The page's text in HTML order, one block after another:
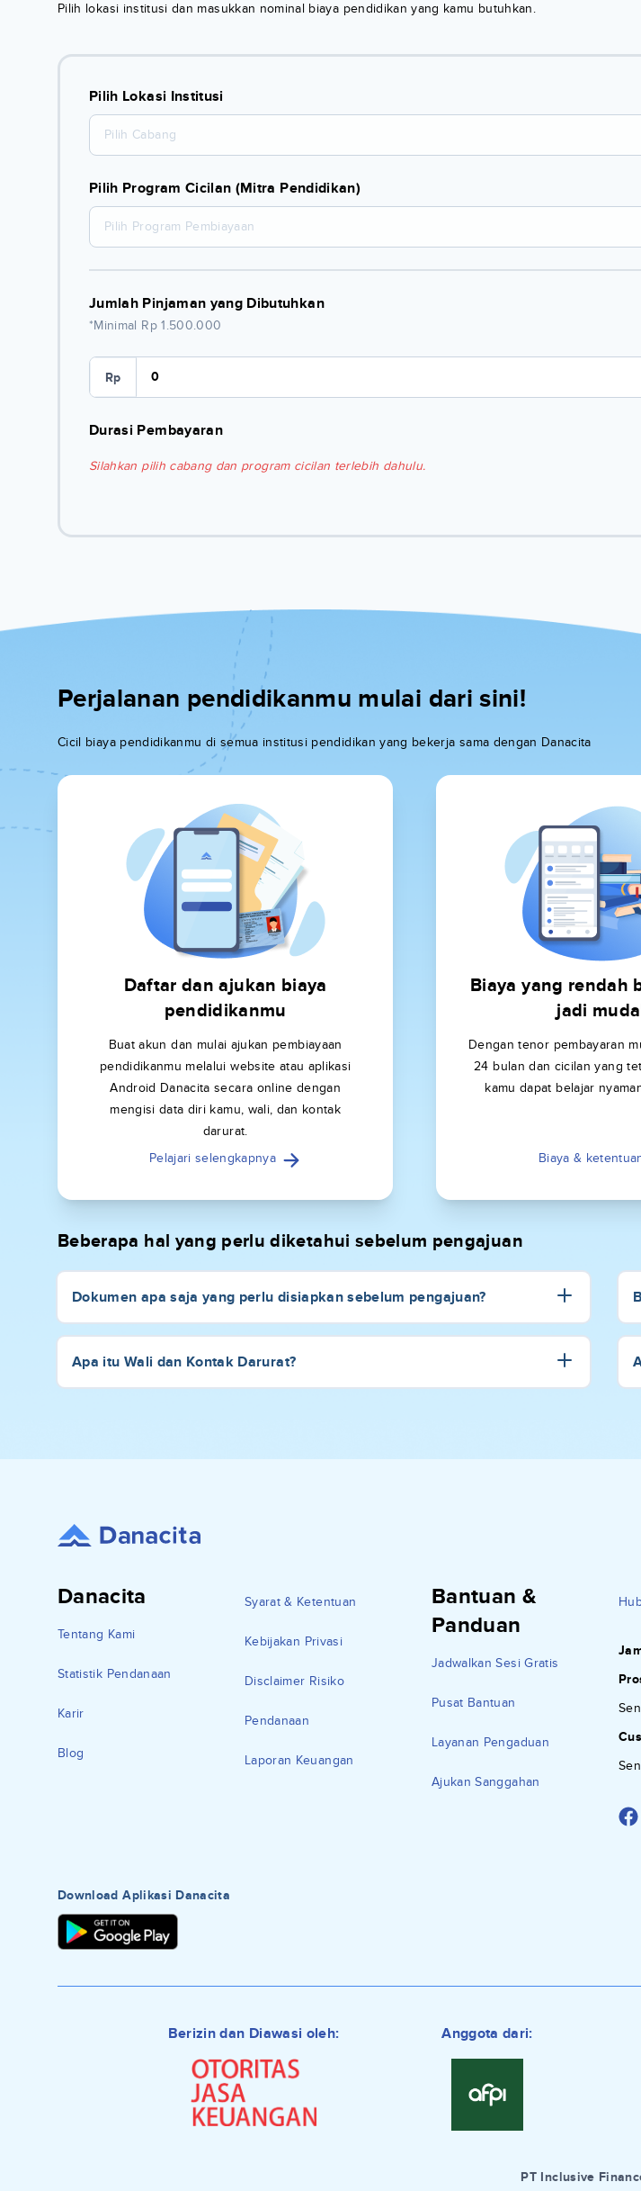
Pilih lokasi institusi dan masukkan nominal biaya pendidikan yang kamu butuhkan.
Pilih Lokasi Institusi
Pilih Cabang
Pilih Program Cicilan (Mitra Pendidikan)
Pilih Program Pembiayaan
Jumlah Pinjaman yang Dibutuhkan
*Minimal Rp 1.500.000
Rp
Durasi Pembayaran
Silahkan pilih cabang dan program cicilan terlebih dahulu.
Perjalanan pendidikanmu mulai dari sini!
Cicil biaya pendidikanmu di semua institusi pendidikan yang bekerja sama dengan Danacita
Daftar dan ajukan biaya
pendidikanmu
Buat akun dan mulai ajukan pembiayaan
pendidikanmu melalui website atau aplikasi
Android Danacita secara online dengan
mengisi data diri kamu, wali, dan kontak
darurat.
Pelajari selengkapnya
Biaya yang rendah
jadi
Dengan tenor pembayaran
24 bulan dan cicilan yang
kamu dapat belajar
Biaya &
Beberapa hal yang perlu diketahui sebelum pengajuan
Dokumen apa saja yang perlu disiapkan sebelum pengajuan?
Apa itu Wali dan Kontak Darurat?
Danacita
Tentang Kami
Statistik Pendanaan
Karir
Blog
Syarat & Ketentuan
Kebijakan Privasi
Disclaimer Risiko
Pendanaan
Laporan Keuangan
Bantuan &
Panduan
Jadwalkan Sesi Gratis
Pusat Bantuan
Layanan Pengaduan
Ajukan Sanggahan
Download Aplikasi Danacita
Berizin dan Diawasi oleh: Anggota dari:
PT Inclusive